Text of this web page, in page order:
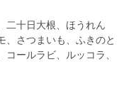
二十日大根、ほうれん
、さつまいも、ふきのと
ールラビ、ルッコラ、